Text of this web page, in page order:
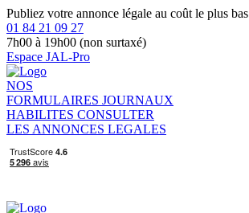
Publiez votre annonce légale au coût le plus bas
01 84 21 09 27
7h00 à 19h00 (non surtaxé)
Espace JAL-Pro
NOS
FORMULAIRES JOURNAUX
HABILITES CONSULTER
LES ANNONCES LEGALES